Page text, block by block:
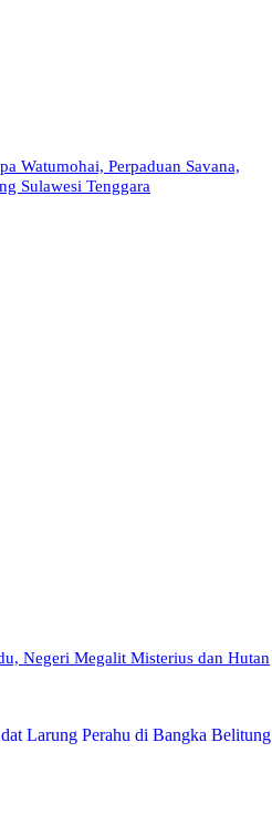
Watumohai, Perpaduan Savana,
Sulawesi Tenggara
Negeri Megalit Misterius dan Hutan